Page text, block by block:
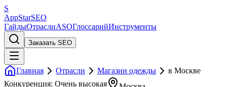
S
AppStarSEO
ГайдыОтраслиASOГлоссарийИнструменты
Заказать SEO
Главная Отрасли Магазин одежды
в Москве
Конкуренция: Очень высокая